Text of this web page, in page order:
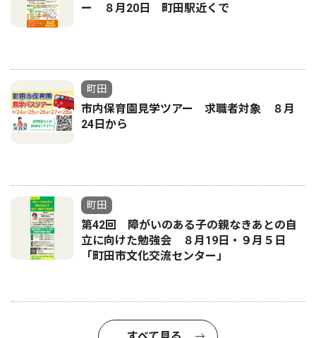
ー ８月20日 町田駅近くで
町田
市内保育園見学ツアー 求職者対象 ８月
24日から
町田
第42回 障がいのある子の親なきあとの自
立に向けた勉強会 ８月19日・９月５日
「町田市文化交流センター」